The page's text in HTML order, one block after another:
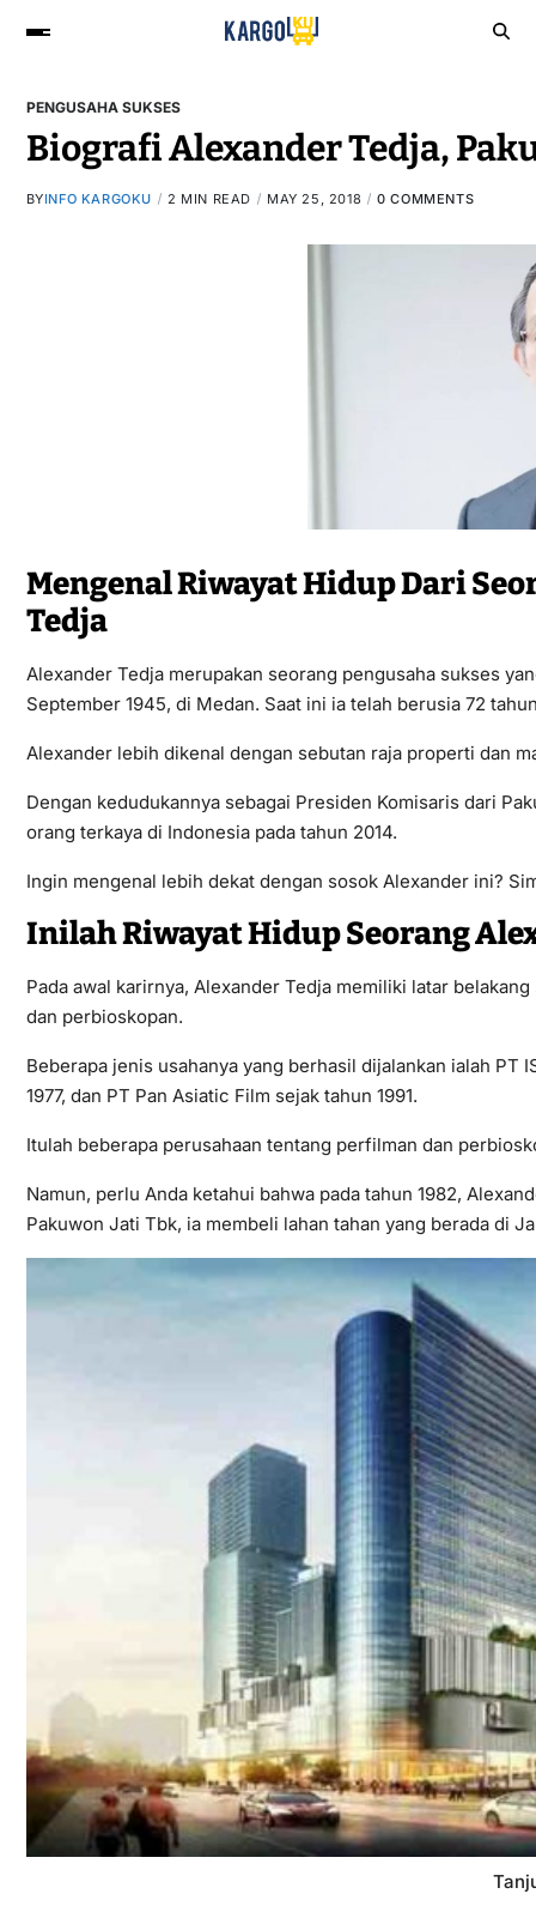
PENGUSAHA SUKSES
Biografi Alexander Tedja,
BYINFO KARGOKU 2 MIN READ MAY 25, 2018 0 COMMENTS
Mengenal Riwayat Hidup Dari
Tedja
Alexander Tedja merupakan seorang pengusaha sukses
September 1945, di Medan. Saat ini ia telah berusia 72
Alexander lebih dikenal dengan sebutan raja properti dan
Dengan kedudukannya sebagai Presiden Komisaris dari
orang terkaya di Indonesia pada tahun 2014.
Ingin mengenal lebih dekat dengan sosok Alexander ini?
Inilah Riwayat Hidup Seorang
Pada awal karirnya, Alexander Tedja memiliki latar
dan perbioskopan.
Beberapa jenis usahanya yang berhasil dijalankan ialah PT
1977, dan PT Pan Asiatic Film sejak tahun 1991.
Itulah beberapa perusahaan tentang perfilman dan
Namun, perlu Anda ketahui bahwa pada tahun 1982,
Pakuwon Jati Tbk, ia membeli lahan tahan yang berada di